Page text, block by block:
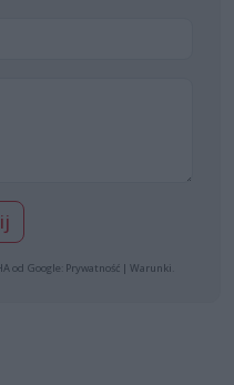
od Google: Prywatność | Warunki